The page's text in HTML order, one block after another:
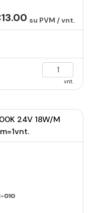
su PVM / vnt.
vnt.
24V 18W/M
010